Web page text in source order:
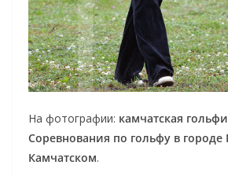
На фотографии: камчатская
Соревнования по гольфу в городе
Камчатском.